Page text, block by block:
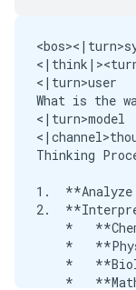
<|turn>user
What is the
<|turn>model
Thinking
1.
2.
*
*
*
*